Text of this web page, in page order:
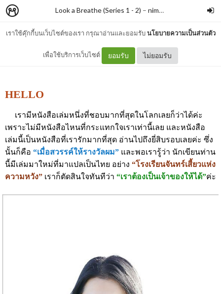
เราใช้คุ๊กกี้บนเว็บไซต์ของเรา กรุณาอ่านและยอมรับนโยบายความเป็นส่วนตัว
เพื่อใช้บริการเว็บไซต์ ยอมรับ ไม่ยอมรับ
Look a Breathe (Series 1 - 2) – nimon
MORI ETO
HELLO
เรามีหนังสือเล่มหนึ่งที่ชอบมากที่สุดในโลกเลยก็ว่าได้ค่ะ
เพราะไม่มีหนังสือไหนที่กระแทกใจเราเท่านี้เลย และหนังสือ
เล่มนี้เป็นหนังสือที่เรารักมากที่สุด อ่านไปถึงยี่สิบรอบเลยค่ะ ซึ่ง
นั้นก็คือ “เมื่อสวรรค์ให้รางวัลผม” และพอเรารู้ว่า นักเขียนท่าน
นี้มีเล่มมาใหม่ที่มาแปลเป็นไทย อย่าง “โรงเรียนจันทร์เสี้ยวแห่ง
ความหวัง” เราก็ตัดสินใจทันทีว่า “เราต้องเป็นเจ้าของให้ได้”ค่ะ